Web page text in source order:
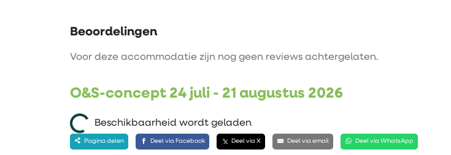
Beoordelingen
Voor deze accommodatie zijn nog geen reviews achtergelaten.
O&S-concept 24 juli - 21 augustus 2026
Beschikbaarheid wordt geladen
Pagina delen Deel via Facebook Deel via X Deel via email Deel via WhatsApp